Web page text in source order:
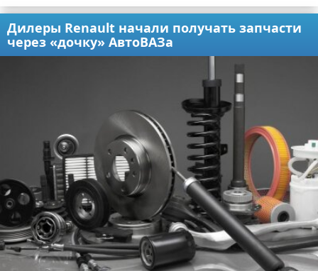
Дилеры Renault начали получать запчасти
через «дочку» АвтоВАЗа